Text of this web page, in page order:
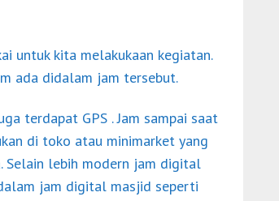
untuk kita melakukaan kegiatan.
ada didalam jam tersebut.
terdapat GPS . Jam sampai saat
di toko atau minimarket yang
Selain lebih modern jam digital
jam digital masjid seperti